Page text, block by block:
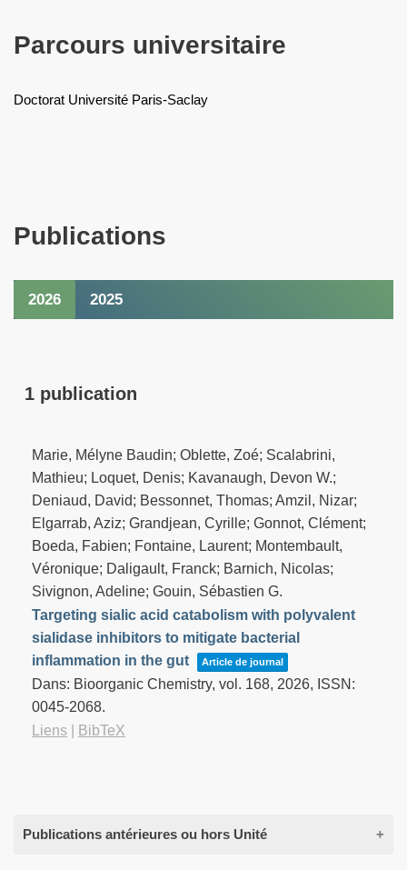
Parcours universitaire
Doctorat Université Paris-Saclay
Publications
2026 2025
1 publication
Marie, Mélyne Baudin; Oblette, Zoé; Scalabrini,
Mathieu; Loquet, Denis; Kavanaugh, Devon W.;
Deniaud, David; Bessonnet, Thomas; Amzil, Nizar;
Elgarrab, Aziz; Grandjean, Cyrille; Gonnot, Clément;
Boeda, Fabien; Fontaine, Laurent; Montembault,
Véronique; Daligault, Franck; Barnich, Nicolas;
Sivignon, Adeline; Gouin, Sébastien G.
Targeting sialic acid catabolism with polyvalent
sialidase inhibitors to mitigate bacterial
inflammation in the gut
Article de journal
Dans: Bioorganic Chemistry, vol. 168, 2026, ISSN:
0045-2068.
Liens
BibTeX
Publications antérieures ou hors Unité